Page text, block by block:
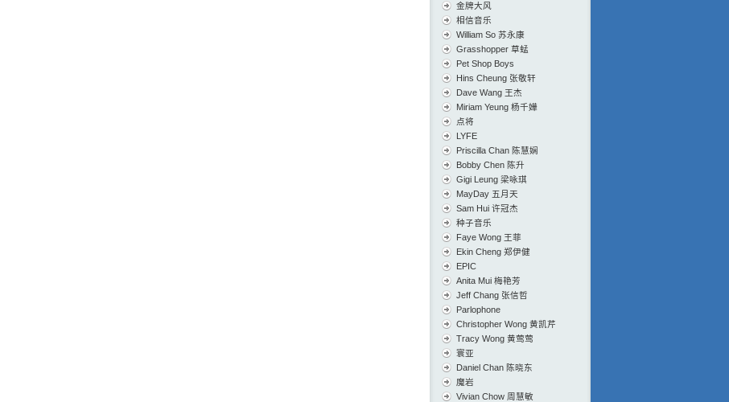
金牌大风
相信音乐
William So 苏永康
Grasshopper 草蜢
Pet Shop Boys
Hins Cheung 张敬轩
Dave Wang 王杰
Miriam Yeung 杨千嬅
点将
LYFE
Priscilla Chan 陈慧娴
Bobby Chen 陈升
Gigi Leung 梁咏琪
MayDay 五月天
Sam Hui 许冠杰
种子音乐
Faye Wong 王菲
Ekin Cheng 郑伊健
EPIC
Anita Mui 梅艳芳
Jeff Chang 张信哲
Parlophone
Christopher Wong 黄凯芹
Tracy Wong 黄莺莺
寰亚
Daniel Chan 陈晓东
魔岩
Vivian Chow 周慧敏